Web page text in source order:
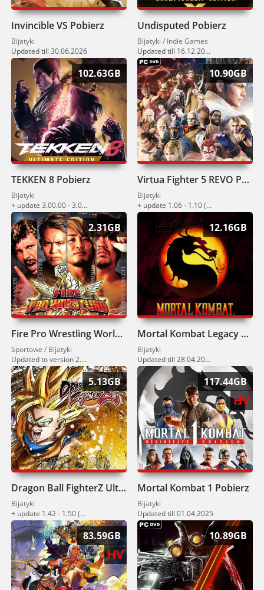
Invincible VS Pobierz
Bijatyki
Updated till 30.06.2026
Undisputed Pobierz
Bijatyki / Indie Games
Updated till 16.12.2025 (v2.06)
102.63GB
TEKKEN 8 Pobierz
Bijatyki
+ update 3.00.00 - 3.01.01 (27.05.2026)
10.90GB
Virtua Fighter 5 REVO Pobierz
Bijatyki
+ update 1.06 - 1.10 (25.03.2026)
2.31GB
Fire Pro Wrestling World Pobierz
Sportowe / Bijatyki
Updated to version 2.16.3 (03.09.2025)
12.16GB
Mortal Kombat Legacy Kollection Pobierz
Bijatyki
Updated till 28.04.2026.
5.13GB
Dragon Ball FighterZ Ultimate Edition Pobierz
Bijatyki
+ update 1.42 - 1.50 (21.04.2026) + DLC
117.44GB
HV
Mortal Kombat 1 Pobierz
Bijatyki
Updated till 01.04.2025
83.59GB
HV
10.89GB